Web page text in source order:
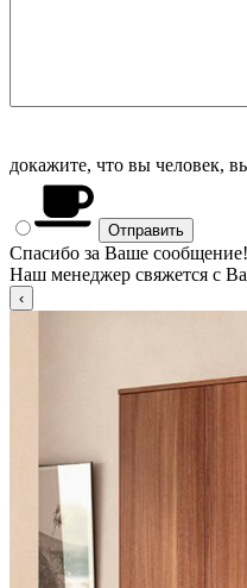
докажите, что вы человек,
Спасибо за Ваше сообщение!
Наш менеджер свяжется с